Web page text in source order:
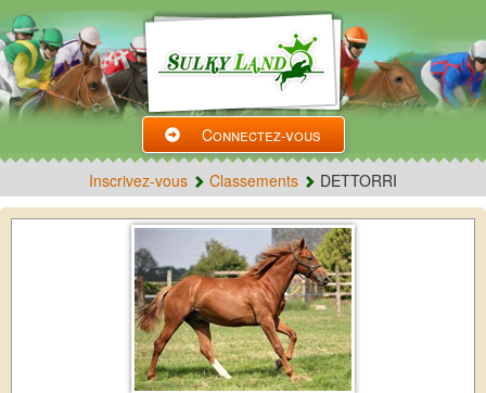
Connectez-vous
Inscrivez-vous Classements DETTORRI